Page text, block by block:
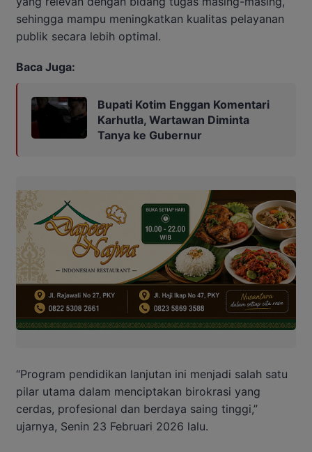
sehingga mampu meningkatkan kualitas pelayanan
publik secara lebih optimal.
Baca Juga:
Bupati Kotim Enggan Komentari
Karhutla, Wartawan Diminta
Tanya ke Gubernur
“Program pendidikan lanjutan ini menjadi salah satu
pilar utama dalam menciptakan birokrasi yang
cerdas, profesional dan berdaya saing tinggi,”
ujarnya, Senin 23 Februari 2026 lalu.